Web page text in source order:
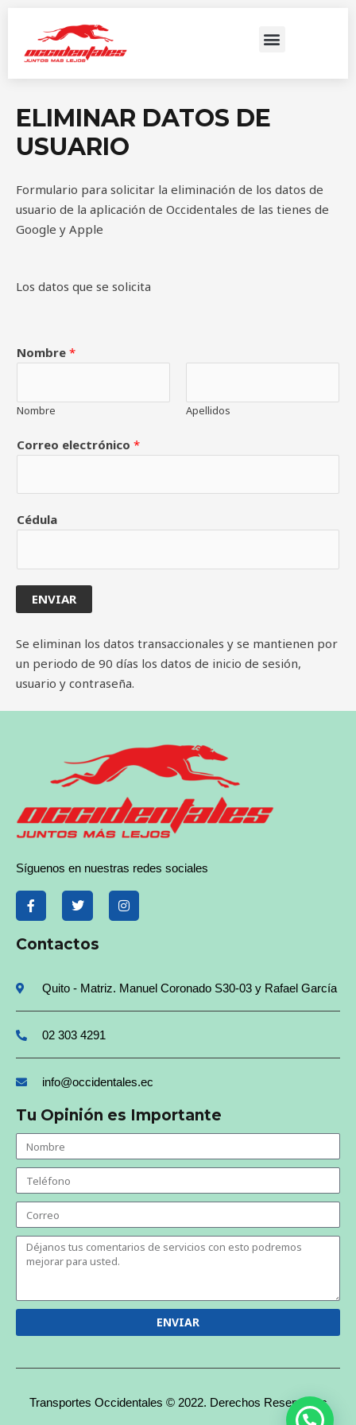
ELIMINAR DATOS DE
USUARIO
Formulario para solicitar la eliminación de los datos de
usuario de la aplicación de Occidentales de las tienes de
Google y Apple
Los datos que se solicita
Nombre *
Nombre Apellidos
Correo electrónico *
Cédula
ENVIAR
Se eliminan los datos transaccionales y se mantienen por
un periodo de 90 días los datos de inicio de sesión,
usuario y contraseña.
Síguenos en nuestras redes sociales
Contactos
Quito - Matriz. Manuel Coronado S30-03 y Rafael García
02 303 4291
info@occidentales.ec
Tu Opinión es Importante
ENVIAR
Transportes Occidentales © 2022. Derechos Reservados